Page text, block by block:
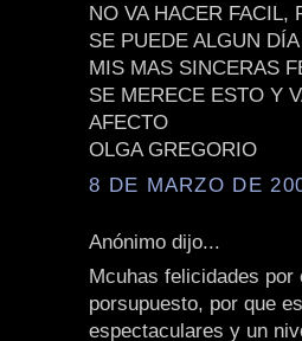
NO VA HACER FACIL,
SE PUEDE ALGUN
MIS MAS SINCERAS
SE MERECE ESTO Y
AFECTO
OLGA GREGORIO
8 DE MARZO DE
Anónimo dijo...
Mcuhas felicidades
porsupuesto, por que
espectaculares y un